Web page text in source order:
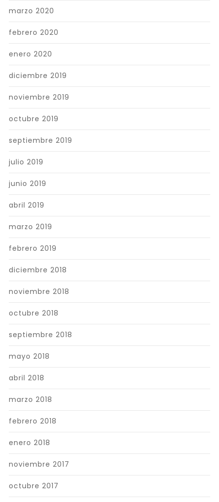
marzo 2020
febrero 2020
enero 2020
diciembre 2019
noviembre 2019
octubre 2019
septiembre 2019
julio 2019
junio 2019
abril 2019
marzo 2019
febrero 2019
diciembre 2018
noviembre 2018
octubre 2018
septiembre 2018
mayo 2018
abril 2018
marzo 2018
febrero 2018
enero 2018
noviembre 2017
octubre 2017